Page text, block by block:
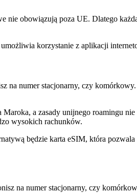
obowiązują poza UE. Dlatego
korzystanie z aplikacji
na numer stacjonarny, czy
a zasady unijnego roamingu
wysokich rachunków.
będzie karta eSIM, która
na numer stacjonarny, czy